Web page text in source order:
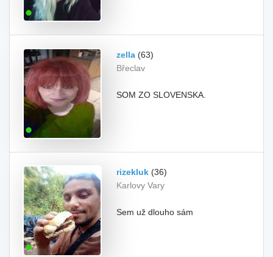
zella (63)
Břeclav
SOM ZO SLOVENSKA.
rizekluk (36)
Karlovy Vary
Sem už dlouho sám